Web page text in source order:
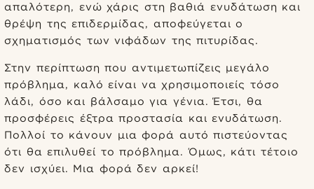
απαλότερη, ενώ χάρις στη βαθιά ενυδάτωση και
θρέψη της επιδερμίδας, αποφεύγεται ο
σχηματισμός των νιφάδων της πιτυρίδας.
Στην περίπτωση που αντιμετωπίζεις μεγάλο
πρόβλημα, καλό είναι να χρησιμοποιείς τόσο
λάδι, όσο και βάλσαμο για γένια. Έτσι, θα
προσφέρεις έξτρα προστασία και ενυδάτωση.
Πολλοί το κάνουν μια φορά αυτό πιστεύοντας
ότι θα επιλυθεί το πρόβλημα. Όμως, κάτι τέτοιο
δεν ισχύει. Μια φορά δεν αρκεί!